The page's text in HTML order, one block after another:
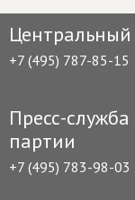
+7 (495) 787-85-15
Пресс-служба
партии
+7 (495) 783-98-03